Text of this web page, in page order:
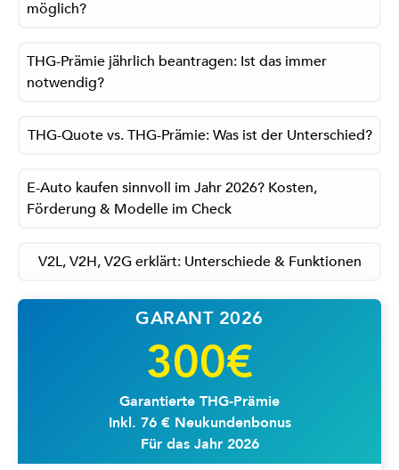
möglich?
THG-Prämie jährlich beantragen: Ist das immer
notwendig?
THG-Quote vs. THG-Prämie: Was ist der Unterschied?
E-Auto kaufen sinnvoll im Jahr 2026? Kosten,
Förderung & Modelle im Check
V2L, V2H, V2G erklärt: Unterschiede & Funktionen
GARANT 2026
300€
Garantierte THG-Prämie
Inkl. 76 € Neukundenbonus
Für das Jahr 2026